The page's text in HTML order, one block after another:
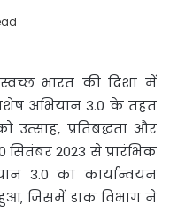
भारत की दिशा में
अभियान 3.0 के तहत
उत्साह, प्रतिबद्धता और
2023 से प्रारंभिक
3.0 का कार्यान्वयन
जिसमें डाक विभाग ने